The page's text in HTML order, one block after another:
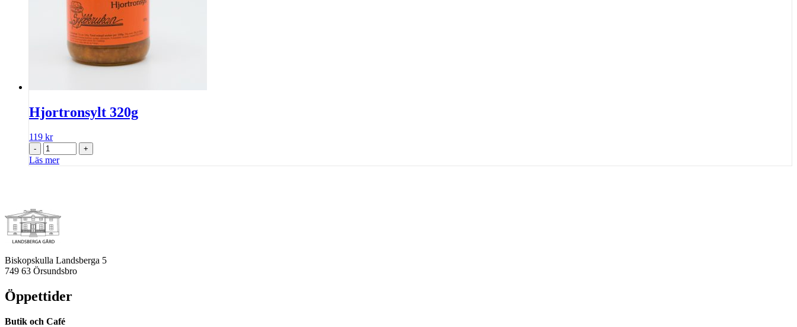
Hjortronsylt 320g
119 kr
- +
Läs mer
Biskopskulla Landsberga 5
749 63 Örsundsbro
Öppettider
Butik och Café